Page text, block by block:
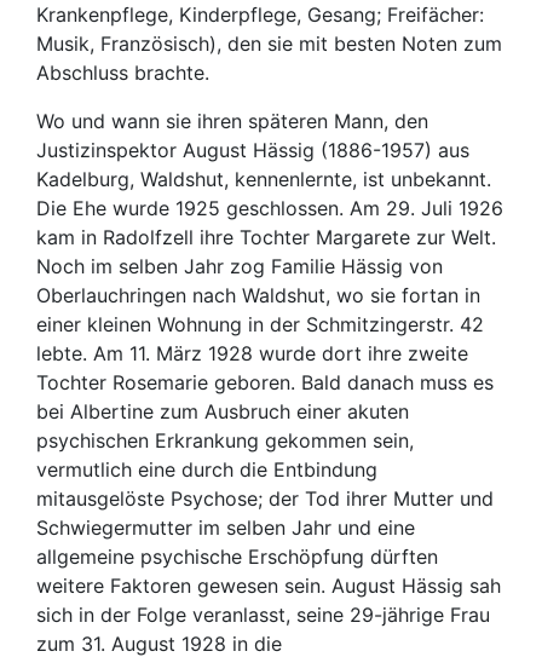
Krankenpflege, Kinderpflege, Gesang; Freifächer:
Musik, Französisch), den sie mit besten Noten zum
Abschluss brachte.
Wo und wann sie ihren späteren Mann, den
Justizinspektor August Hässig (1886-1957) aus
Kadelburg, Waldshut, kennenlernte, ist unbekannt.
Die Ehe wurde 1925 geschlossen. Am 29. Juli 1926
kam in Radolfzell ihre Tochter Margarete zur Welt.
Noch im selben Jahr zog Familie Hässig von
Oberlauchringen nach Waldshut, wo sie fortan in
einer kleinen Wohnung in der Schmitzingerstr. 42
lebte. Am 11. März 1928 wurde dort ihre zweite
Tochter Rosemarie geboren. Bald danach muss es
bei Albertine zum Ausbruch einer akuten
psychischen Erkrankung gekommen sein,
vermutlich eine durch die Entbindung
mitausgelöste Psychose; der Tod ihrer Mutter und
Schwiegermutter im selben Jahr und eine
allgemeine psychische Erschöpfung dürften
weitere Faktoren gewesen sein. August Hässig sah
sich in der Folge veranlasst, seine 29-jährige Frau
zum 31. August 1928 in die